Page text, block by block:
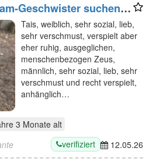
Geschwister suchen
Tais, weiblich, sehr sozial, lieb,
sehr verschmust, verspielt aber
eher ruhig, ausgeglichen,
menschenbezogen Zeus,
männlich, sehr sozial, lieb, sehr
verschmust und recht verspielt,
anhänglich…
3 Monatealt
verifiziert 12.05.26